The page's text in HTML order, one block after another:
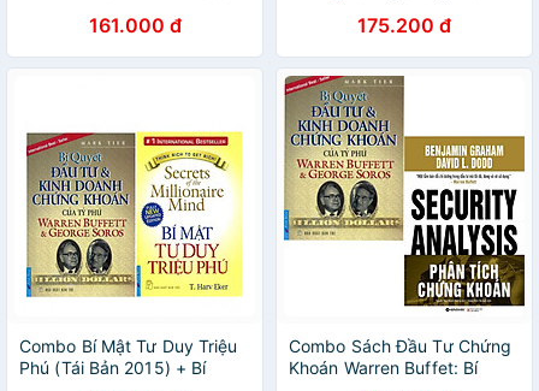
Hạnh, Mai Thanh Hương
dịch – NXB Công Thương –
Alpha Books
161.000 đ
Munger Tại Đại Hội Cổ Đông
Thường Niên Của Tập Đoàn
Trong Suốt 30 Năm
175.200 đ
Combo Bí Mật Tư Duy Triệu
Phú (Tái Bản 2015) + Bí
Combo Sách Đầu Tư Chứng
Khoán Warren Buffet: Bí